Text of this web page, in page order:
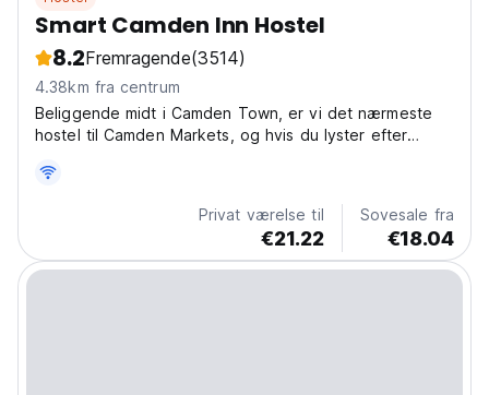
Smart Camden Inn Hostel
8.2Fremragende(3514)
4.38km fra centrum
Beliggende midt i Camden Town, er vi det nærmeste
hostel til Camden Markets, og hvis du lyster efter
ønske dig, uden at gå på kompromis med sikkerhed,
komfort og renlighed, så er vi hvor du vil være! Smart...
Privat værelse til
€21.22
Sovesale fra
€18.04